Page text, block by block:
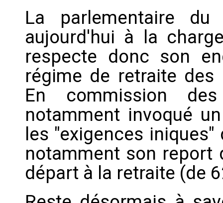
La parlementaire du
aujourd'hui à la
respecte donc son
régime de retraite des
En commission
notamment invoqué
les "exigences
notamment son report
départ à la retraite (de